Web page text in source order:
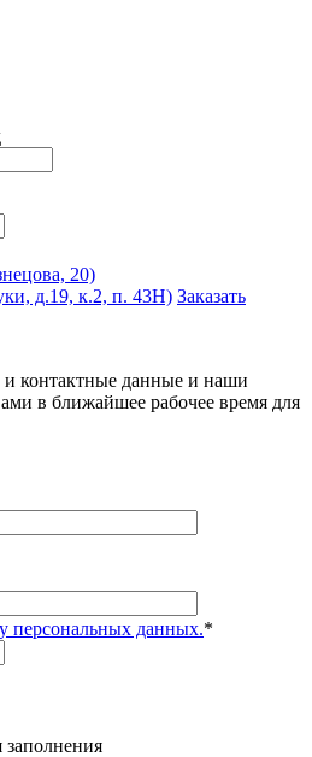
20)
д.19, к.2, п. 43Н) Заказать
контактные данные и наши
в ближайшее рабочее время для
персональных данных.*
заполнения